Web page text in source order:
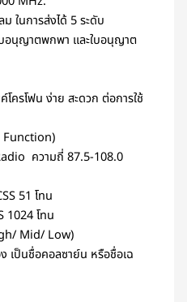
ในการส่งได้ 5 ระดับ
บอนุญาตพกพา และใบอนุญาต
โครโฟน ง่าย สะดวก ต่อการใช้
Function)
ความถี่ 87.5-108.0
51 โทน
1024 โทน
Mid/ Low)
ป็นชื่อคอลซาย์น หรือชื่อเฉ